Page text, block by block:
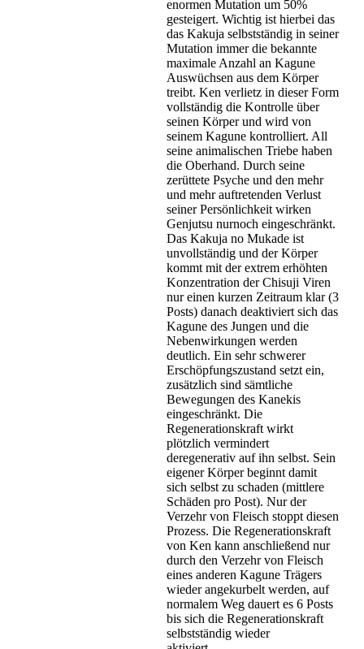
enormen Mutation um 50%
gesteigert. Wichtig ist hierbei das
das Kakuja selbstständig in seiner
Mutation immer die bekannte
maximale Anzahl an Kagune
Auswüchsen aus dem Körper
treibt. Ken verlietz in dieser Form
vollständig die Kontrolle über
seinen Körper und wird von
seinem Kagune kontrolliert. All
seine animalischen Triebe haben
die Oberhand. Durch seine
zerüttete Psyche und den mehr
und mehr auftretenden Verlust
seiner Persönlichkeit wirken
Genjutsu nurnoch eingeschränkt.
Das Kakuja no Mukade ist
unvollständig und der Körper
kommt mit der extrem erhöhten
Konzentration der Chisuji Viren
nur einen kurzen Zeitraum klar (3
Posts) danach deaktiviert sich das
Kagune des Jungen und die
Nebenwirkungen werden
deutlich. Ein sehr schwerer
Erschöpfungszustand setzt ein,
zusätzlich sind sämtliche
Bewegungen des Kanekis
eingeschränkt. Die
Regenerationskraft wirkt
plötzlich vermindert
deregenerativ auf ihn selbst. Sein
eigener Körper beginnt damit
sich selbst zu schaden (mittlere
Schäden pro Post). Nur der
Verzehr von Fleisch stoppt diesen
Prozess. Die Regenerationskraft
von Ken kann anschließend nur
durch den Verzehr von Fleisch
eines anderen Kagune Trägers
wieder angekurbelt werden, auf
normalem Weg dauert es 6 Posts
bis sich die Regenerationskraft
selbstständig wieder